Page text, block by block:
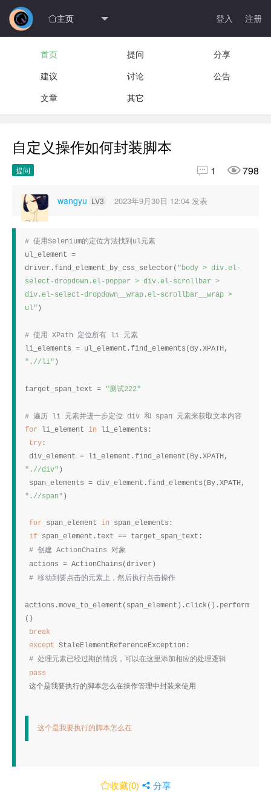
主页 登入 注册
首页 提问
分享
建议
讨论
公告
文章
其它
自定义操作如何封装脚本
提问  1 798
wangyu LV3 2023年9月30日 12:04 发表
# 使用Selenium的定位方法找到 ul元素
ul_element =
driver.find_element_by_css_selector( "body > div.el-
select-dropdown.el-popper > div.el-scrollbar >
div.el-select-dropdown__wrap.el-scrollbar__wrap >
ul" )
# 使用 XPath 定位所有 li 元素
".//li" )
target_span_text = "测试222"
# 遍历 li 元素并进一步定位 div 和 span 元素来获取文本内容
for
li_element in
li_elements:
try :
".//div" )
".//span" )
for span_element in span_elements:
if span_element.text == target_span_text:
# 创建 ActionChains 对象
actions = ActionChains(driver)
# 移动到要点击的元素上，然后执行点击操作
actions.move_to_element(span_element).click().perform
()
break
except StaleElementReferenceException:
# 处理元素已经过期的情况，可以在这里添加相应的处理逻辑
pass
这个是我要执行的脚本怎么在操作管理中封装来使用
这个是我要执行的脚本怎么在
收藏(0)  分享